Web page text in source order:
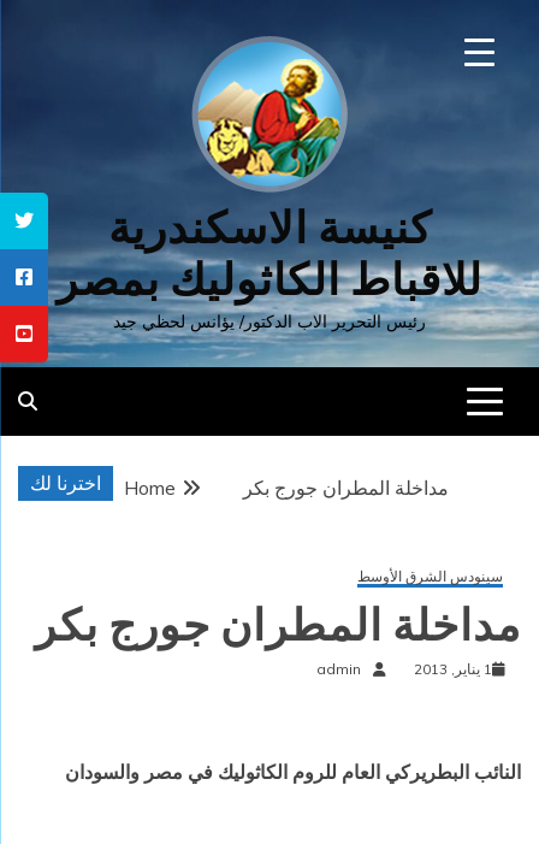
كنيسة الاسكندرية
للاقباط الكاثوليك بمصر
رئيس التحرير الاب الدكتور/ يؤانس لحظي جيد
اخترنا لك Home مداخلة المطران جورج بكر
سينودس الشرق الأوسط
مداخلة المطران جورج بكر
1 يناير, 2013 admin
النائب البطريركي العام للروم الكاثوليك في مصر والسودان